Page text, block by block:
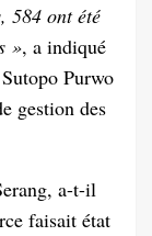
584 ont été
», a indiqué
Purwo
gestion des
a-t-il
faisait état